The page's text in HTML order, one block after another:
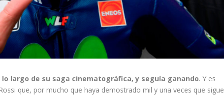
lo largo de su saga cinematográfica, y seguía ganando. Y es
que, por mucho que haya demostrado mil y una veces que sigue